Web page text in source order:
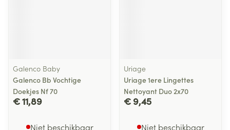
Galenco Baby
Galenco Bb Vochtige
Doekjes Nf 70
€ 11,89
Niet beschikbaar
Uriage
Uriage 1ere Lingettes
Nettoyant Duo 2x70
€ 9,45
Niet beschikbaar